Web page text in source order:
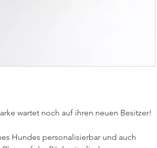
wartet noch auf ihren neuen Besitzer!
Hundes personalisierbar und auch